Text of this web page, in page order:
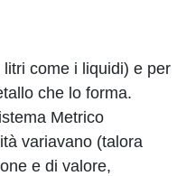
come i liquidi) e per
che lo forma.
Metrico
variavano (talora
e di valore,